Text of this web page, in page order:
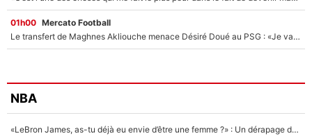
01h00 Mercato Football
Le transfert de Maghnes Akliouche menace Désiré Doué au PSG : «Je valide à 200%»
NBA
«LeBron James, as-tu déjà eu envie d’être une femme ?» : Un dérapage de Donald Trump sur la superstar de la NBA refait surface